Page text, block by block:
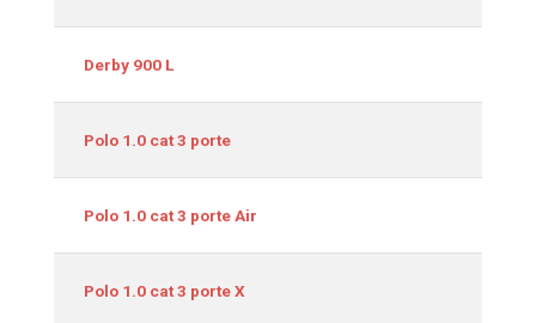
Derby 900 L
Polo 1.0 cat 3 porte
Polo 1.0 cat 3 porte Air
Polo 1.0 cat 3 porte X